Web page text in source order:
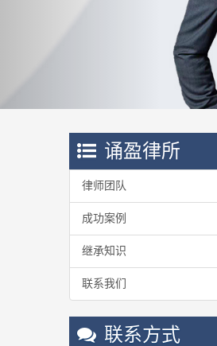
诵盈律所
律师团队
成功案例
继承知识
联系我们
联系方式